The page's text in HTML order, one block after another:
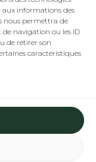
aux informations des
nous permettra de
navigation ou les ID
de retirer son
caractéristiques